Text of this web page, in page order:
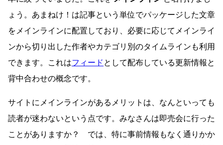
ょう。あまねけ！は記事という単位でパッケージした文章
をメインラインに配置しており、必要に応じてメインライ
ンから切り出した作者やカテゴリ別のタイムラインも利用
できます。これはフィード として配布している更新情報と
背中合わせの概念です。
サイトにメインラインがあるメリットは、なんといっても
読者が迷わないという点です。みなさんは即売会に行った
ことがありますか？ では、特に事前情報もなく通りかか